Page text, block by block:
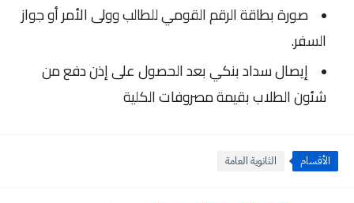
صورة بطاقة الرقم القومي للطالب وولى الأمر أو جواز
السفر.
إيصال سداد بنكي بعد الحصول على إذن دفع من
شئون الطلاب بقيمة مصروفات الكلية
الأقسام الثانوية العامة